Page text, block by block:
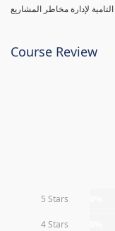
Course Review
5 Stars
4 Stars